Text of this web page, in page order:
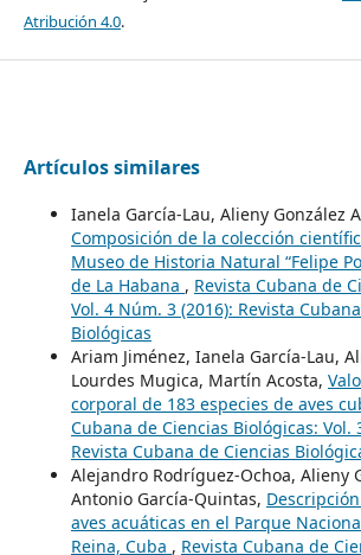
Atribución 4.0.
Artículos similares
Ianela García-Lau, Alieny González
Composición de la colección
Museo de Historia Natural “Felipe
de La Habana , Revista Cubana de
Vol. 4 Núm. 3 (2016): Revista
Biológicas
Ariam Jiménez, Ianela García-Lau,
Lourdes Mugica, Martín Acosta,
corporal de 183 especies de aves
Cubana de Ciencias Biológicas: Vol.
Revista Cubana de Ciencias
Alejandro Rodríguez-Ochoa, Alieny
Antonio García-Quintas,
aves acuáticas en el Parque
Reina, Cuba , Revista Cubana de